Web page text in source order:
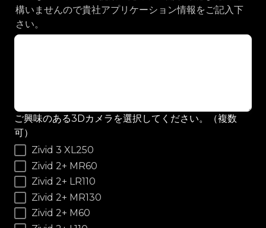
構いませんので貴社アプリケーション情報をご記入下
さい。
ご興味のある3Dカメラを選択してください。（複数
可）
Zivid 3 XL250
Zivid 2+ MR60
Zivid 2+ LR110
Zivid 2+ MR130
Zivid 2+ M60